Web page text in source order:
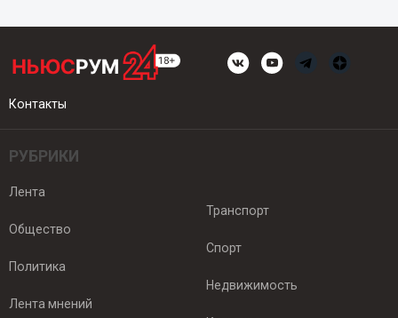
Контакты
РУБРИКИ
Лента
Общество
Политика
Лента мнений
Транспорт
Спорт
Недвижимость